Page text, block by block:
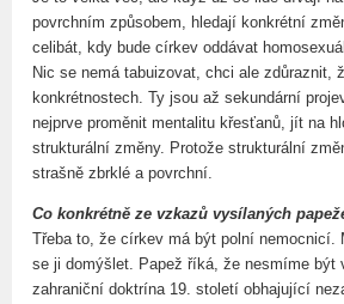
povrchním způsobem, hledají konkrétní
celibát, kdy bude církev oddávat
Nic se nemá tabuizovat, chci ale
konkrétnostech. Ty jsou až sekundární
nejprve proměnit mentalitu křesťanů, jít na
strukturální změny. Protože strukturální
strašně zbrklé a povrchní.
Co konkrétně ze vzkazů vysílaných
Třeba to, že církev má být polní
se ji domýšlet. Papež říká, že nesmíme být
zahraniční doktrína 19. století obhajující